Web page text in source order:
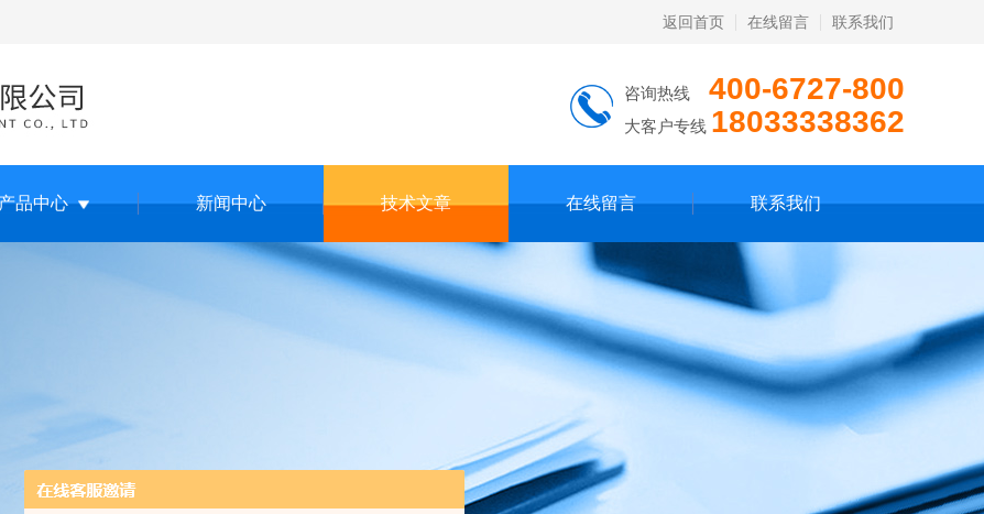
返回首页 在线留言 联系我们
咨询热线 400-6727-800
大客户专线 18033338362
品中心 新闻中心 技术文章 在线留言 联系我们